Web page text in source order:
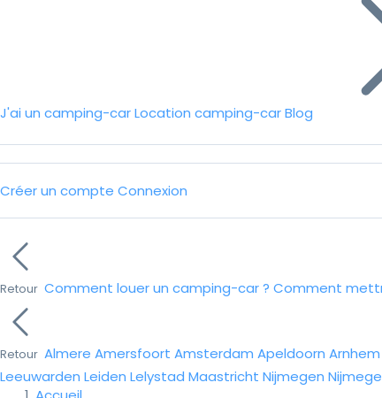
J'ai un camping-carLocation camping-carBlog
Créer un compte Connexion
Retour Comment louer un camping-car ? Comment
Retour Almere Amersfoort Amsterdam Apeldoorn Arnhem
Leeuwarden Leiden Lelystad Maastricht Nijmegen